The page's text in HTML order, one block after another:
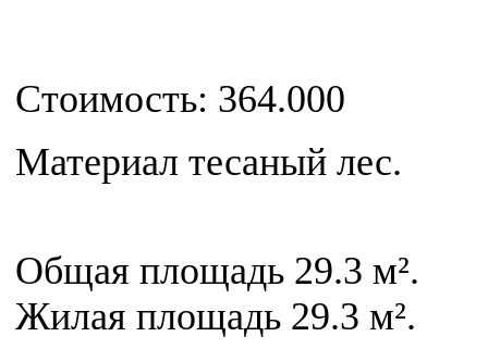
Стоимость: 364.000
Материал тесаный лес.
Общая площадь 29.3 м².
Жилая площадь 29.3 м².